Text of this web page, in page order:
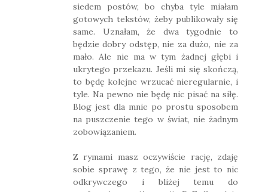
siedem postów, bo chyba tyle miałam
gotowych tekstów, żeby publikowały się
same. Uznałam, że dwa tygodnie to
będzie dobry odstęp, nie za dużo, nie za
mało. Ale nie ma w tym żadnej głębi i
ukrytego przekazu. Jeśli mi się skończą,
to będę kolejne wrzucać nieregularnie, i
tyle. Na pewno nie będę nic pisać na siłę.
Blog jest dla mnie po prostu sposobem
na puszczenie tego w świat, nie żadnym
zobowiązaniem.
Z rymami masz oczywiście rację, zdaję
sobie sprawę z tego, że nie jest to nic
odkrywczego i bliżej temu do